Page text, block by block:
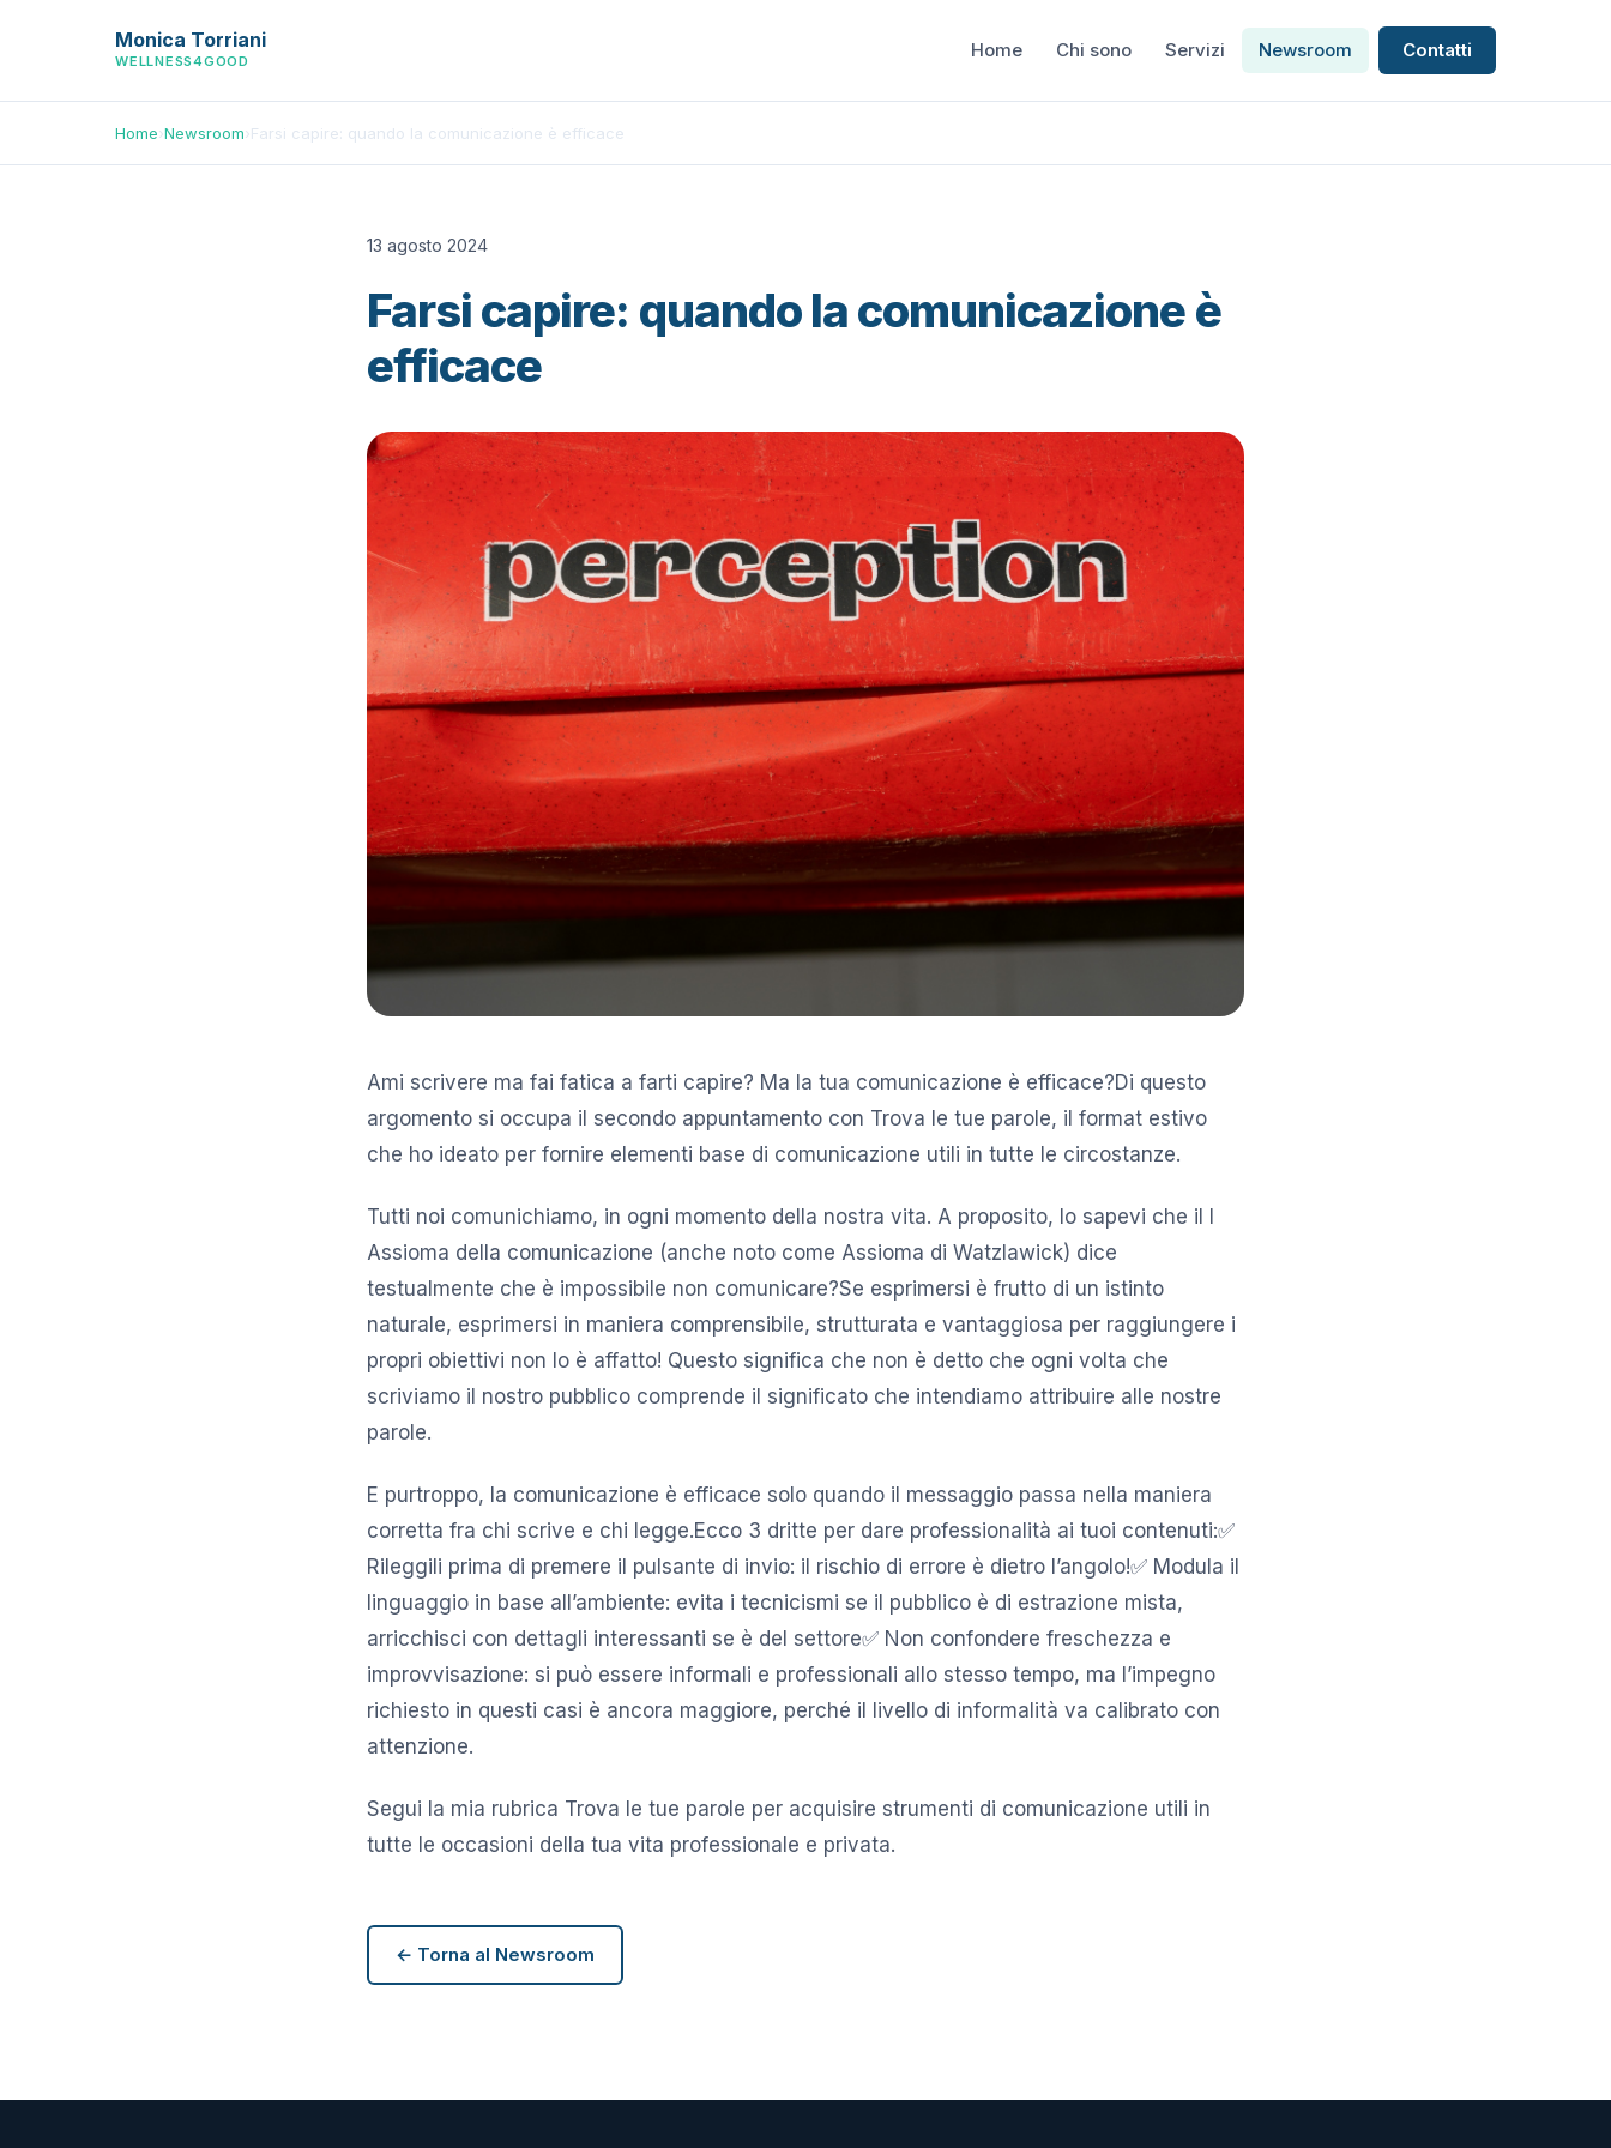
Monica Torriani
WELLNESS4GOOD Home Chi sono Servizi Newsroom Contatti
Home›Newsroom›Farsi capire: quando la comunicazione è efficace
13 agosto 2024
Farsi capire: quando la comunicazione è
efficace
Ami scrivere ma fai fatica a farti capire? Ma la tua comunicazione è efficace?Di questo
argomento si occupa il secondo appuntamento con Trova le tue parole, il format estivo
che ho ideato per fornire elementi base di comunicazione utili in tutte le circostanze.
Tutti noi comunichiamo, in ogni momento della nostra vita. A proposito, lo sapevi che il I
Assioma della comunicazione (anche noto come Assioma di Watzlawick) dice
testualmente che è impossibile non comunicare?Se esprimersi è frutto di un istinto
naturale, esprimersi in maniera comprensibile, strutturata e vantaggiosa per raggiungere i
propri obiettivi non lo è affatto! Questo significa che non è detto che ogni volta che
scriviamo il nostro pubblico comprende il significato che intendiamo attribuire alle nostre
parole.
E purtroppo, la comunicazione è efficace solo quando il messaggio passa nella maniera
corretta fra chi scrive e chi legge.Ecco 3 dritte per dare professionalità ai tuoi contenuti:✅
Rileggili prima di premere il pulsante di invio: il rischio di errore è dietro l’angolo!✅ Modula il
linguaggio in base all’ambiente: evita i tecnicismi se il pubblico è di estrazione mista,
arricchisci con dettagli interessanti se è del settore✅ Non confondere freschezza e
improvvisazione: si può essere informali e professionali allo stesso tempo, ma l’impegno
richiesto in questi casi è ancora maggiore, perché il livello di informalità va calibrato con
attenzione.
Segui la mia rubrica Trova le tue parole per acquisire strumenti di comunicazione utili in
tutte le occasioni della tua vita professionale e privata.
← Torna al Newsroom